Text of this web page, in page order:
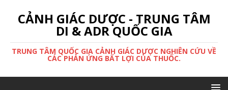
CẢNH GIÁC DƯỢC - TRUNG TÂM
DI & ADR QUỐC GIA
TRUNG TÂM QUỐC GIA CẢNH GIÁC DƯỢC NGHIÊN CỨU VỀ
CÁC PHẢN ỨNG BẤT LỢI CỦA THUỐC.